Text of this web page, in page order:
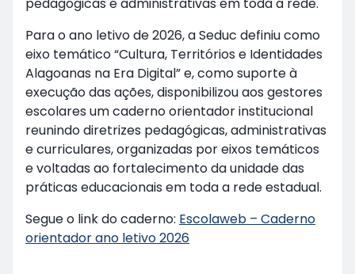
pedagógicas e administrativas em toda a rede.
Para o ano letivo de 2026, a Seduc definiu como
eixo temático “Cultura, Territórios e Identidades
Alagoanas na Era Digital” e, como suporte à
execução das ações, disponibilizou aos gestores
escolares um caderno orientador institucional
reunindo diretrizes pedagógicas, administrativas
e curriculares, organizadas por eixos temáticos
e voltadas ao fortalecimento da unidade das
práticas educacionais em toda a rede estadual.
Segue o link do caderno: Escolaweb – Caderno
orientador ano letivo 2026